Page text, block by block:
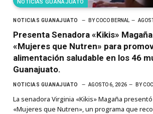
NOTICIAS GUANAJUATO
NOTICIAS GUANAJUATO BY COCO BERNAL
Presenta Senadora «Kikis»
«Mujeres que Nutren» para
alimentación saludable en los 46
Guanajuato.
NOTICIAS GUANAJUATO AGOSTO 6, 2026 BY
La senadora Virginia «Kikis» Magaña
«Mujeres que Nutren», un programa que